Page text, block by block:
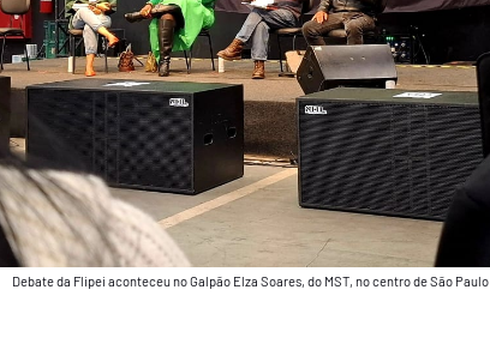
Debate da Flipei aconteceu no Galpão Elza Soares, do MST, no centro de São Paulo